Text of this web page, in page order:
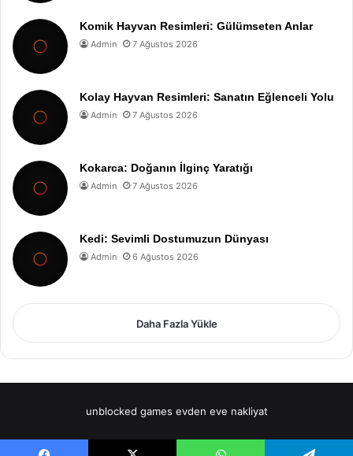
Komik Hayvan Resimleri: Gülümseten Anlar
Admin 7 Ağustos 2026
Kolay Hayvan Resimleri: Sanatın Eğlenceli Yolu
Admin 7 Ağustos 2026
Kokarca: Doğanın İlginç Yaratığı
Admin 7 Ağustos 2026
Kedi: Sevimli Dostumuzun Dünyası
Admin 6 Ağustos 2026
Daha Fazla Yükle
unblocked games evden eve nakliyat